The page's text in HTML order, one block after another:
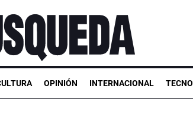
OPINIÓN INTERNACIONAL